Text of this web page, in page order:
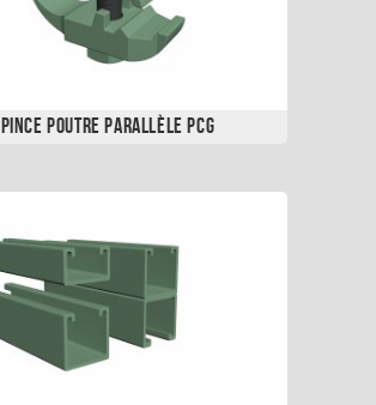
Pince Poutre Parallèle PCG